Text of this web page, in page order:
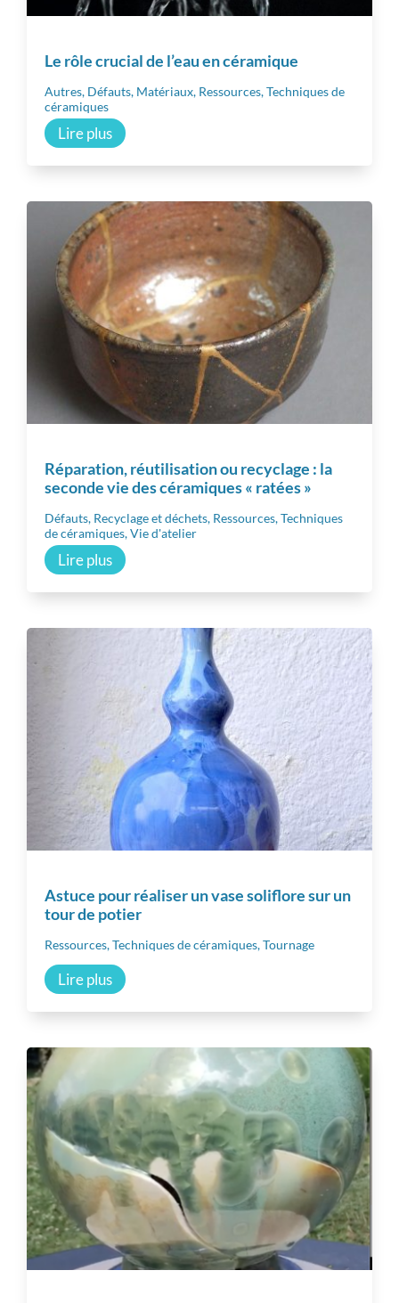
Le rôle crucial de l’eau en céramique
Autres, Défauts, Matériaux, Ressources,Techniques de
céramiques
Lire plus
Réparation, réutilisation ou recyclage : la
seconde vie des céramiques « ratées »
Défauts, Recyclage et déchets, Ressources,Techniques
de céramiques,Vie d'atelier
Lire plus
Astuce pour réaliser un vase soliflore sur un
tour de potier
Ressources,Techniques de céramiques,Tournage
Lire plus